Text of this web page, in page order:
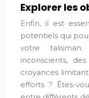
Explorer les
Enfin, il est
potentiels qui
votre talisman.
inconscients,
croyances
efforts ? Êtes-